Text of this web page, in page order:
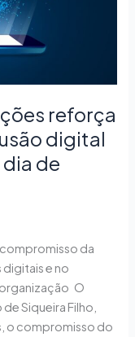
reforça
digital
de
da
e no
O
Siqueira Filho,
o compromisso do